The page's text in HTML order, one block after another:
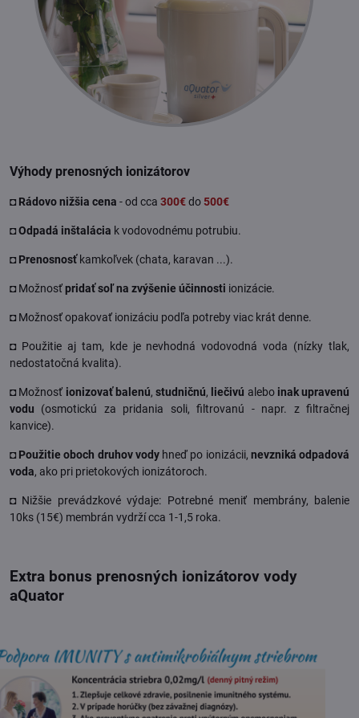
Výhody prenosných ionizátorov
◘ Rádovo nižšia cena - od cca 300€do 500€
◘Odpadá inštalácia k vodovodnému potrubiu.
◘ Prenosnosťkamkoľvek (chata, karavan ...).
◘ Možnosťpridať soľ na zvýšenie účinnosti ionizácie.
◘ Možnosť opakovať ionizáciu podľa potreby viac krát denne.
◘ Použitie aj tam, kde je nevhodná vodovodná voda (nízky tlak,
nedostatočná kvalita).
◘ Možnosť ionizovať balenú, studničnú, liečivú alebo inak upravenú
vodu (osmotickú za pridania soli, filtrovanú - napr. z filtračnej
kanvice).
◘ Použitie oboch druhov vodyhneď po ionizácii, nevzniká odpadová
voda, ako pri prietokových ionizátoroch.
◘ Nižšie prevádzkové výdaje: Potrebné meniť membrány, balenie
10ks (15€) membrán vydrží cca 1-1,5 roka.
Extra bonus prenosných ionizátorov vody
aQuator